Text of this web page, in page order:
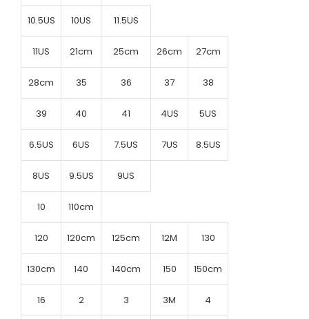
10.5US 10US 11.5US
11US 21cm 25cm 26cm 27cm
28cm 35 36 37 38
39 40 41 4US 5US
6.5US 6US 7.5US 7US 8.5US
8US 9.5US 9US
10 110cm
120 120cm 125cm 12M 130
130cm 140 140cm 150 150cm
16 2 3 3M 4